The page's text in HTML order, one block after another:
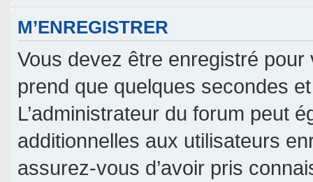
M’ENREGISTRER
Vous devez être enregistré pour
prend que quelques secondes
L’administrateur du forum peut
additionnelles aux utilisateurs
assurez-vous d’avoir pris